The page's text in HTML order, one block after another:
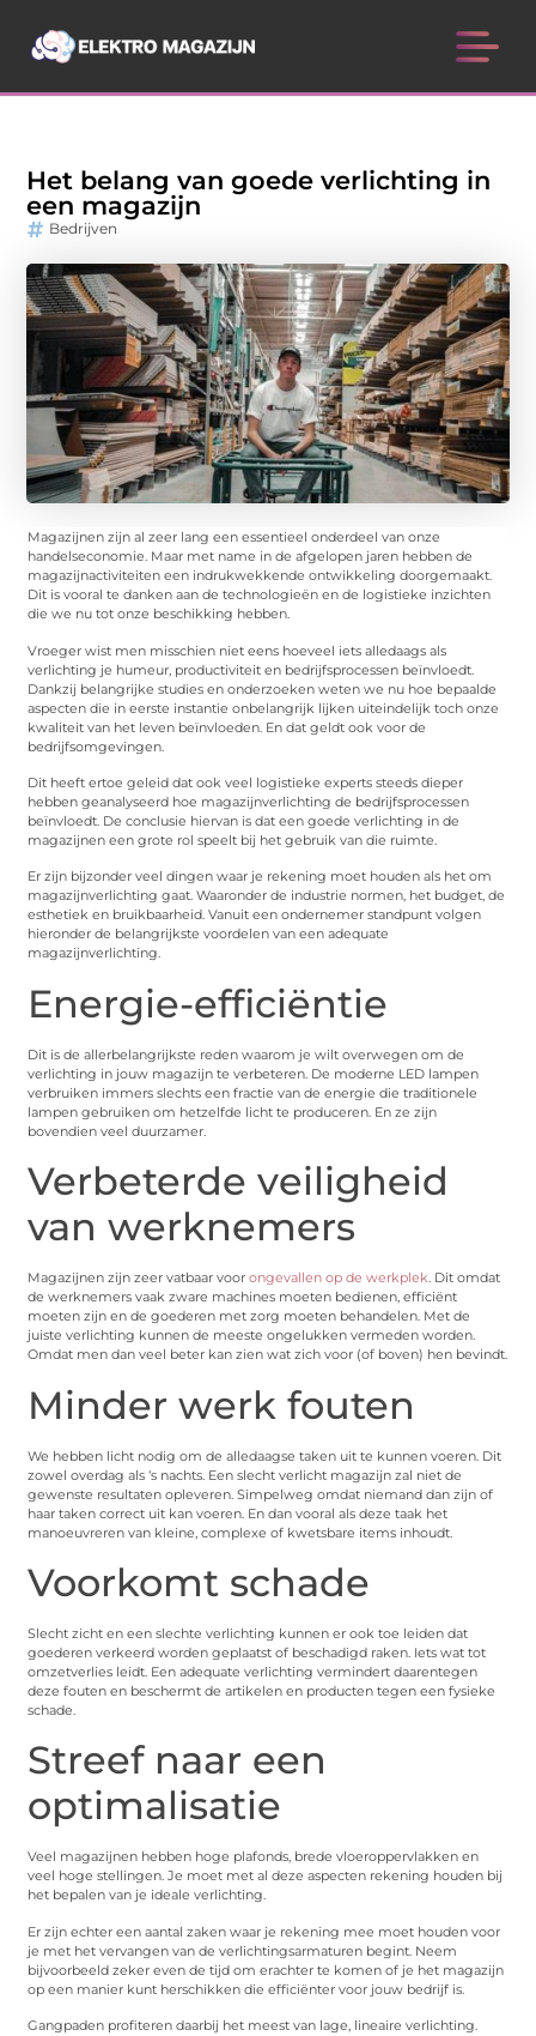
Het belang van goede verlichting in
een magazijn
Bedrijven
Magazijnen zijn al zeer lang een essentieel onderdeel van onze
handelseconomie. Maar met name in de afgelopen jaren hebben de
magazijnactiviteiten een indrukwekkende ontwikkeling doorgemaakt.
Dit is vooral te danken aan de technologieën en de logistieke inzichten
die we nu tot onze beschikking hebben.
Vroeger wist men misschien niet eens hoeveel iets alledaags als
verlichting je humeur, productiviteit en bedrijfsprocessen beïnvloedt.
Dankzij belangrijke studies en onderzoeken weten we nu hoe bepaalde
aspecten die in eerste instantie onbelangrijk lijken uiteindelijk toch onze
kwaliteit van het leven beïnvloeden. En dat geldt ook voor de
bedrijfsomgevingen.
Dit heeft ertoe geleid dat ook veel logistieke experts steeds dieper
hebben geanalyseerd hoe magazijnverlichting de bedrijfsprocessen
beïnvloedt. De conclusie hiervan is dat een goede verlichting in de
magazijnen een grote rol speelt bij het gebruik van die ruimte.
Er zijn bijzonder veel dingen waar je rekening moet houden als het om
magazijnverlichting gaat. Waaronder de industrie normen, het budget, de
esthetiek en bruikbaarheid. Vanuit een ondernemer standpunt volgen
hieronder de belangrijkste voordelen van een adequate
magazijnverlichting.
Energie-efficiëntie
Dit is de allerbelangrijkste reden waarom je wilt overwegen om de
verlichting in jouw magazijn te verbeteren. De moderne LED lampen
verbruiken immers slechts een fractie van de energie die traditionele
lampen gebruiken om hetzelfde licht te produceren. En ze zijn
bovendien veel duurzamer.
Verbeterde veiligheid
van werknemers
Magazijnen zijn zeer vatbaar voorongevallen op de werkplek. Dit omdat
de werknemers vaak zware machines moeten bedienen, efficiënt
moeten zijn en de goederen met zorg moeten behandelen. Met de
juiste verlichting kunnen de meeste ongelukken vermeden worden.
Omdat men dan veel beter kan zien wat zich voor (of boven) hen bevindt.
Minder werk fouten
We hebben licht nodig om de alledaagse taken uit te kunnen voeren. Dit
zowel overdag als ‘s nachts. Een slecht verlicht magazijn zal niet de
gewenste resultaten opleveren. Simpelweg omdat niemand dan zijn of
haar taken correct uit kan voeren. En dan vooral als deze taak het
manoeuvreren van kleine, complexe of kwetsbare items inhoudt.
Voorkomt schade
Slecht zicht en een slechte verlichting kunnen er ook toe leiden dat
goederen verkeerd worden geplaatst of beschadigd raken. Iets wat tot
omzetverlies leidt. Een adequate verlichting vermindert daarentegen
deze fouten en beschermt de artikelen en producten tegen een fysieke
schade.
Streef naar een
optimalisatie
Veel magazijnen hebben hoge plafonds, brede vloeroppervlakken en
veel hoge stellingen. Je moet met al deze aspecten rekening houden bij
het bepalen van je ideale verlichting.
Er zijn echter een aantal zaken waar je rekening mee moet houden voor
je met het vervangen van de verlichtingsarmaturen begint. Neem
bijvoorbeeld zeker even de tijd om erachter te komen of je het magazijn
op een manier kunt herschikken die efficiënter voor jouw bedrijf is.
Gangpaden profiteren daarbij het meest van lage, lineaire verlichting.